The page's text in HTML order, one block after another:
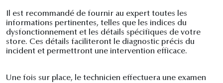
Il est recommandé de fournir au expert toutes les
informations pertinentes, telles que les indices du
dysfonctionnement et les détails spécifiques de votre
store. Ces détails faciliteront le diagnostic précis du
incident et permettront une intervention efficace.
Une fois sur place, le technicien effectuera une examen